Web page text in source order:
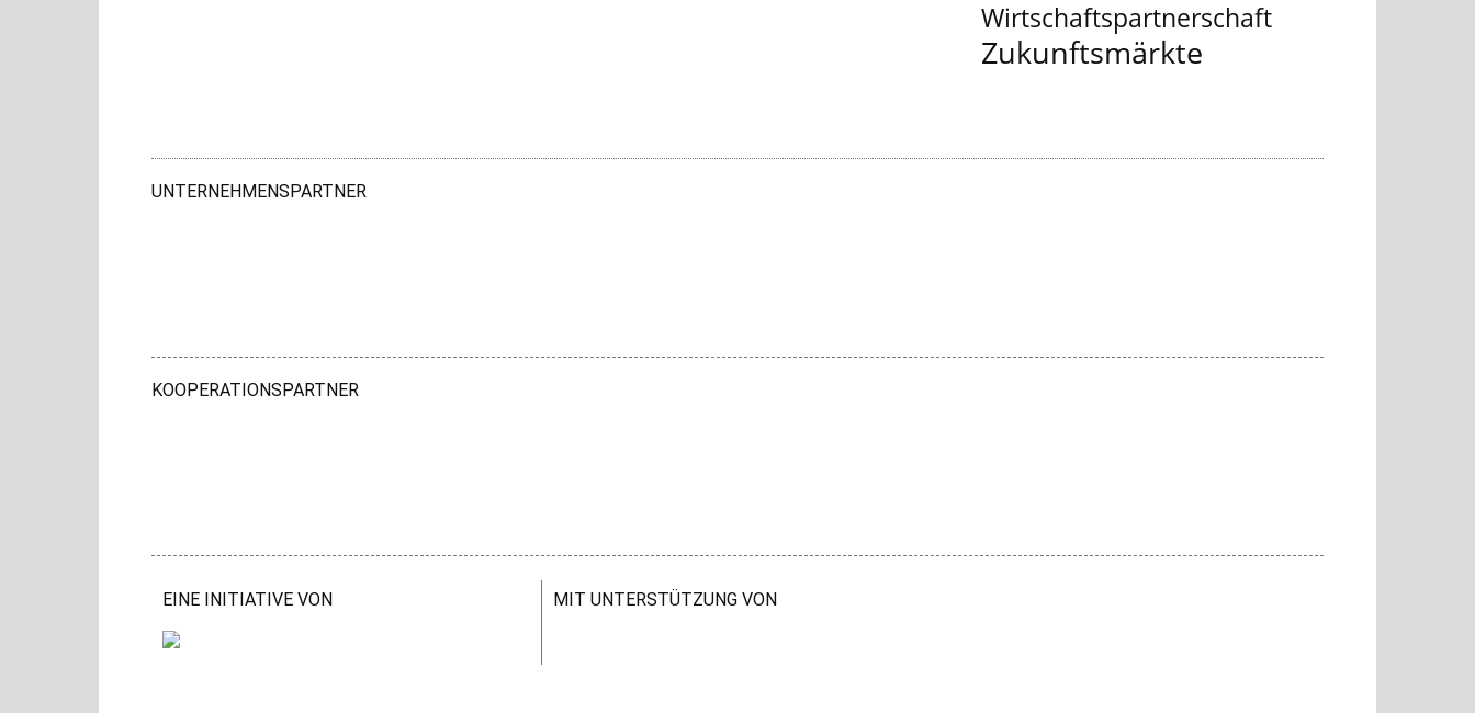
Wirtschaftspartnerschaft
Zukunftsmärkte
UNTERNEHMENSPARTNER
KOOPERATIONSPARTNER
EINE INITIATIVE VON MIT UNTERSTÜTZUNG VON